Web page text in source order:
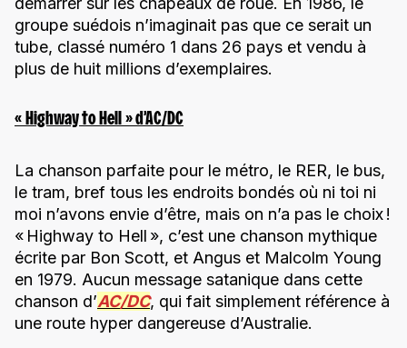
groupe suédois n’imaginait pas que ce serait un
tube, classé numéro 1 dans 26 pays et vendu à
plus de huit millions d’exemplaires.
« Highway to Hell » d’AC/DC
La chanson parfaite pour le métro, le RER, le bus,
le tram, bref tous les endroits bondés où ni toi ni
moi n’avons envie d’être, mais on n’a pas le choix !
« Highway to Hell », c’est une chanson mythique
écrite par Bon Scott, et Angus et Malcolm Young
en 1979. Aucun message satanique dans cette
chanson d’AC/DC, qui fait simplement référence à
une route hyper dangereuse d’Australie.